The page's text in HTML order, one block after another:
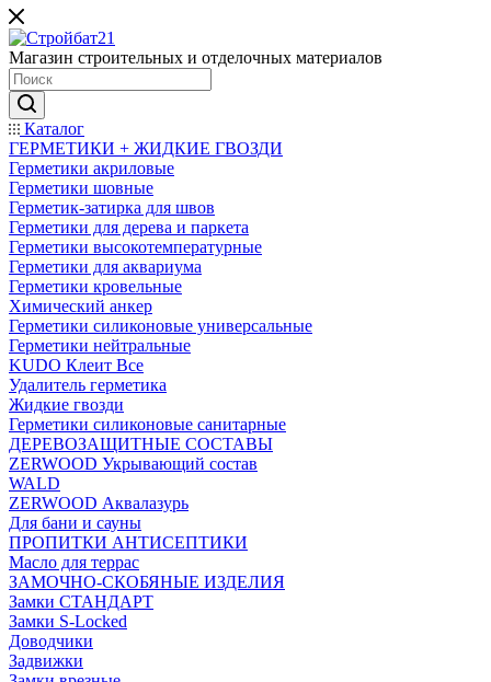
Магазин строительных и отделочных материалов
Каталог
ГЕРМЕТИКИ + ЖИДКИЕ ГВОЗДИ
Герметики акриловые
Герметики шовные
Герметик-затирка для швов
Герметики для дерева и паркета
Герметики высокотемпературные
Герметики для аквариума
Герметики кровельные
Химический анкер
Герметики силиконовые универсальные
Герметики нейтральные
KUDO Клеит Все
Удалитель герметика
Жидкие гвозди
Герметики силиконовые санитарные
ДЕРЕВОЗАЩИТНЫЕ СОСТАВЫ
ZERWOOD Укрывающий состав
WALD
ZERWOOD Аквалазурь
Для бани и сауны
ПРОПИТКИ АНТИСЕПТИКИ
Масло для террас
ЗАМОЧНО-СКОБЯНЫЕ ИЗДЕЛИЯ
Замки СТАНДАРТ
Замки S-Locked
Доводчики
Задвижки